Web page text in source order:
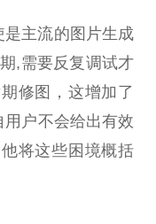
是主流的图片生成
,需要反复调试才
修图，这增加了
户不会给出有效
将这些困境概括